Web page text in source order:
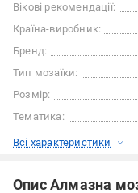
Вікові рекомендації:
Країна-виробник:
Бренд:
Тип мозаїки:
Розмір:
Тематика:
Всі характеристики
Опис Алмазна